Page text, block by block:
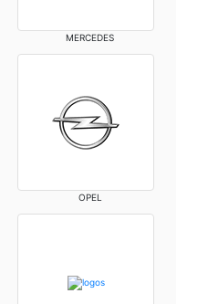
MERCEDES
OPEL